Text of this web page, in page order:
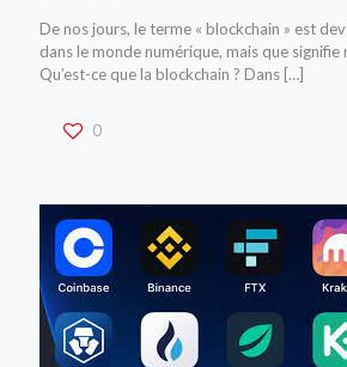
De nos jours, le terme « blockchain » est
dans le monde numérique, mais que signifie
Qu’est-ce que la blockchain ? Dans […]
0